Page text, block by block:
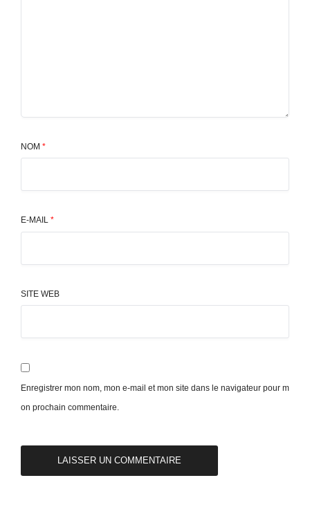
NOM *
E-MAIL *
SITE WEB
Enregistrer mon nom, mon e-mail et mon site dans le navigateur pour m
on prochain commentaire.